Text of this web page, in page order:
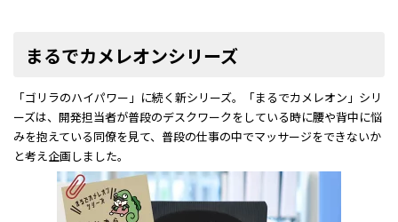
まるでカメレオンシリーズ
「ゴリラのハイパワー」に続く新シリーズ。「まるでカメレオン」シリ
ーズは、開発担当者が普段のデスクワークをしている時に腰や背中に悩
みを抱えている同僚を見て、普段の仕事の中でマッサージをできないか
と考え企画しました。